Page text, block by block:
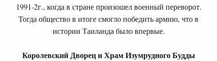
1991-2г., когда в стране произошел военный переворот.
Тогда общество в итоге смогло победить армию, что в
истории Таиланда было впервые.
Королевский Дворец и Храм Изумрудного Будды